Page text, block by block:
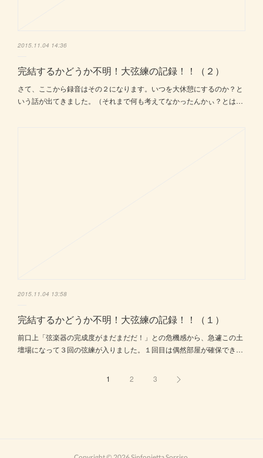
2015.11.04 14:36
完結するかどうか不明！大弦練の記録！！（２）
さて、ここから録音はその２になります。いつを大休憩にするのか？と
いう話が出てきました。（それまで何も考えてなかったんかぃ？とは…
2015.11.04 13:58
完結するかどうか不明！大弦練の記録！！（１）
前口上「弦楽器の完成度がまだまだだ！」との危機感から、急遽この土
壇場になって３回の弦練が入りました。１回目は偶然部屋が確保でき…
1 2 3